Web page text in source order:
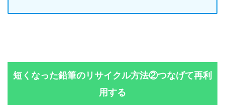
短くなった鉛筆のリサイクル方法②つなげて再利
用する